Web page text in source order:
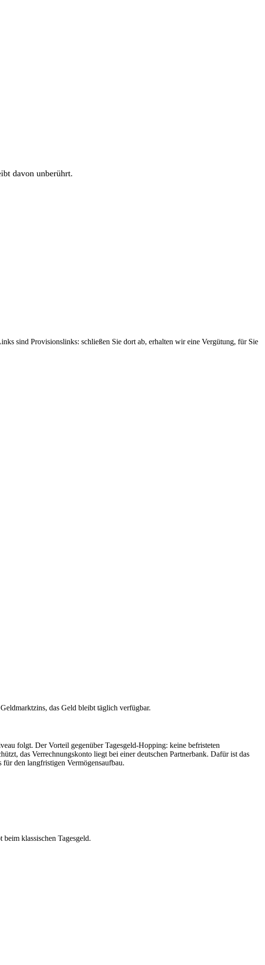
davon unberührt.
sind Provisionslinks: schließen Sie dort ab, erhalten wir eine Vergütung, für Sie
das Geld bleibt täglich verfügbar.
folgt. Der Vorteil gegenüber Tagesgeld-Hopping: keine befristeten
das Verrechnungskonto liegt bei einer deutschen Partnerbank. Dafür ist das
den langfristigen Vermögensaufbau.
klassischen Tagesgeld.